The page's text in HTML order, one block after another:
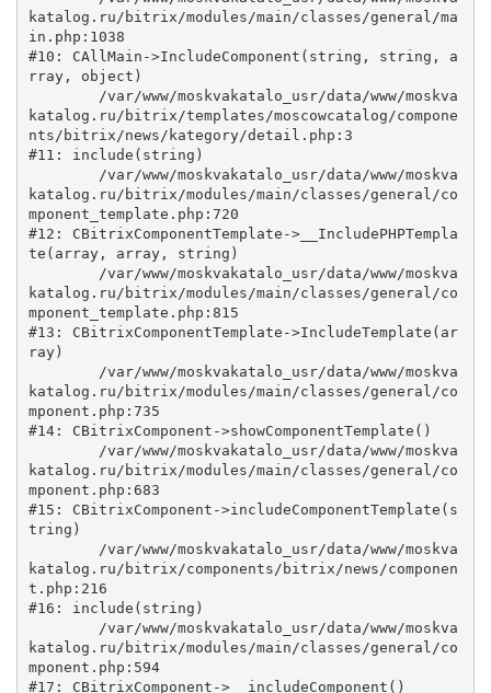
katalog.ru/bitrix/modules/main/classes/general/ma
in.php:1038
#10: CAllMain->IncludeComponent(string, string, a
rray, object)
katalog.ru/bitrix/templates/moscowcatalog/compone
nts/bitrix/news/kategory/detail.php:3
#11: include(string)
katalog.ru/bitrix/modules/main/classes/general/co
mponent_template.php:720
#12: CBitrixComponentTemplate->__IncludePHPTempla
te(array, array, string)
katalog.ru/bitrix/modules/main/classes/general/co
mponent_template.php:815
#13: CBitrixComponentTemplate->IncludeTemplate(ar
ray)
katalog.ru/bitrix/modules/main/classes/general/co
mponent.php:735
#14: CBitrixComponent->showComponentTemplate()
katalog.ru/bitrix/modules/main/classes/general/co
mponent.php:683
#15: CBitrixComponent->includeComponentTemplate(s
tring)
katalog.ru/bitrix/components/bitrix/news/componen
t.php:216
#16: include(string)
katalog.ru/bitrix/modules/main/classes/general/co
mponent.php:594
#17: CBitrixComponent->__includeComponent()